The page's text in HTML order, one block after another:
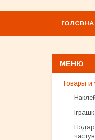
ГОЛОВНА
Товары и